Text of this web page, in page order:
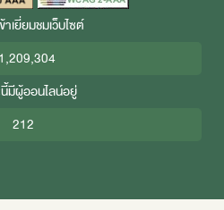
าเยี่ยมชมเว็บไซต์
มีผู้ออนไลน์อยู่
212